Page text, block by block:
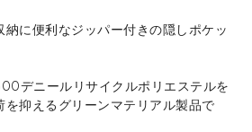
に便利なジッパー付きの隠しポケッ
デニールリサイクルポリエステルを
抑えるグリーンマテリアル製品で